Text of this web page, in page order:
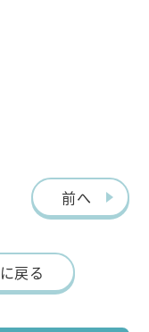
前へ
戻る